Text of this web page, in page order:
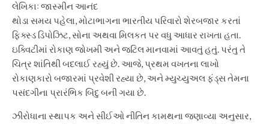
લેખિકાઃ જાસ્મીન આનંદ
થોડા સમય પહેલા, મોટાભાગના ભારતીય પરિવારો શેરબજાર કરતાં
ફિક્સ્ડ ડિપોઝિટ, સોના અથવા મિલકત પર વધુ આધાર રાખતા હતા.
ઇક્વિટીમાં રોકાણ જોખમી અને જટિલ માનવામાં આવતું હતું. પરંતુ તે
ચિત્ર શાંતિથી બદલાઈ રહ્યું છે. આજે, પ્રથમ વખતના લાખો
રોકાણકારો બજારમાં પ્રવેશી રહ્યા છે, અને મ્યુચ્યુઅલ ફંડ્સ તેમના
પસંદગીના પ્રારંભિક બિંદુ બની ગયા છે.
ઝીરોધાના સ્થાપક અને સીઈઓ નીતિન કામથના જણાવ્યા અનુસાર,